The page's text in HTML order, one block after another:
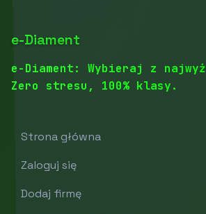
e-Diament
e-Diament: Wybieraj z
Zero stresu, 100% klasy.
Strona główna
Zaloguj się
Dodaj firmę